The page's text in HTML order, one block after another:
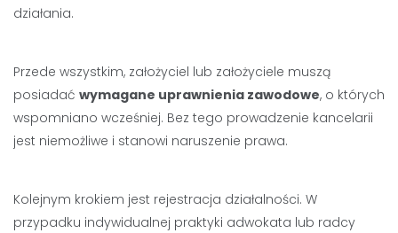
działania.
Przede wszystkim, założyciel lub założyciele muszą
posiadać wymagane uprawnienia zawodowe, o których
wspomniano wcześniej. Bez tego prowadzenie kancelarii
jest niemożliwe i stanowi naruszenie prawa.
Kolejnym krokiem jest rejestracja działalności. W
przypadku indywidualnej praktyki adwokata lub radcy